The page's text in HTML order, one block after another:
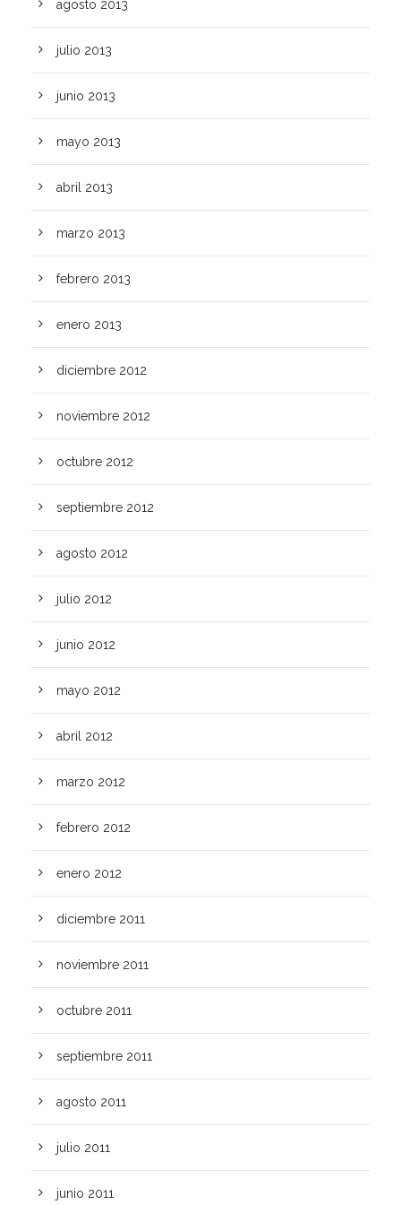
agosto 2013
julio 2013
junio 2013
mayo 2013
abril 2013
marzo 2013
febrero 2013
enero 2013
diciembre 2012
noviembre 2012
octubre 2012
septiembre 2012
agosto 2012
julio 2012
junio 2012
mayo 2012
abril 2012
marzo 2012
febrero 2012
enero 2012
diciembre 2011
noviembre 2011
octubre 2011
septiembre 2011
agosto 2011
julio 2011
junio 2011